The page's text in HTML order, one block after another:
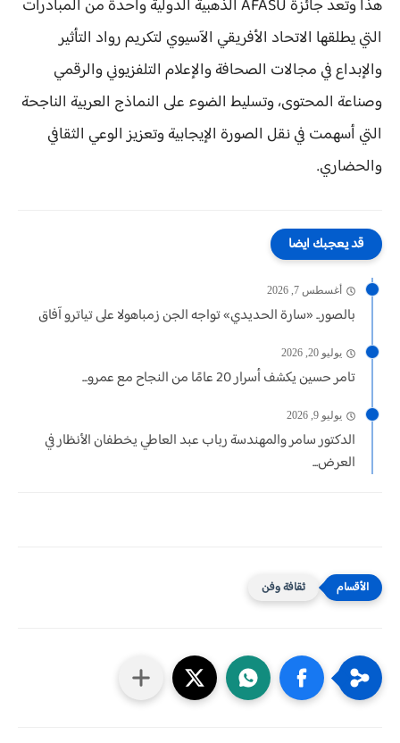
هذا وتُعد جائزة AFASU الذهبية الدولية واحدة من المبادرات
التي يطلقها الاتحاد الأفريقي الآسيوي لتكريم رواد التأثير
والإبداع في مجالات الصحافة والإعلام التلفزيوني والرقمي
وصناعة المحتوى، وتسليط الضوء على النماذج العربية الناجحة
التي أسهمت في نقل الصورة الإيجابية وتعزيز الوعي الثقافي
والحضاري.
قد يعجبك ايضا
أغسطس 7, 2026
بالصور.. «سارة الحديدي» تواجه الجن زمباهولا على تياترو آفاق
يوليو 20, 2026
تامر حسين يكشف أسرار 20 عامًا من النجاح مع عمرو...
يوليو 9, 2026
الدكتور سامر والمهندسة رباب عبد العاطي يخطفان الأنظار في
العرض...
ثقافة وفن